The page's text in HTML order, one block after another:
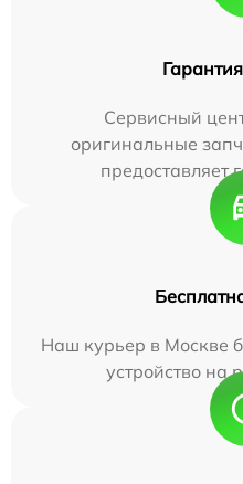
Сервисный
оригинальные
предоставляет
Наш курьер в Москве
устройство на